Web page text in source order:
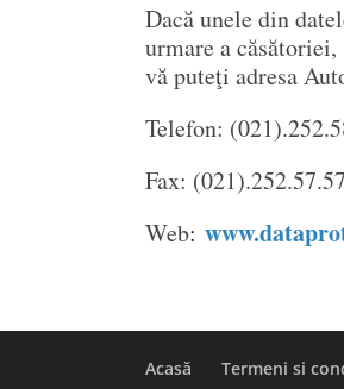
Dacă unele din
urmare a
vă puteţi adresa
Telefon:
Fax: (021).252.57.57
Web:
Acasă Termeni si